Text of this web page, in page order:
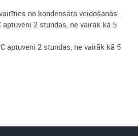
no kondensāta veidošanās.
aptuveni 2 stundas, ne vairāk kā 5
aptuveni 2 stundas, ne vairāk kā 5